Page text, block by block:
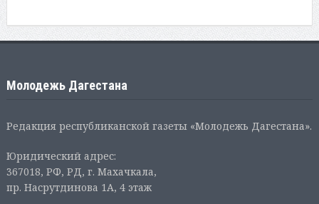
Молодежь Дагестана
Редакция республиканской газеты «Молодежь Дагестана».
Юридический адрес:
367018, РФ, РД, г. Махачкала,
пр. Насрутдинова 1А, 4 этаж